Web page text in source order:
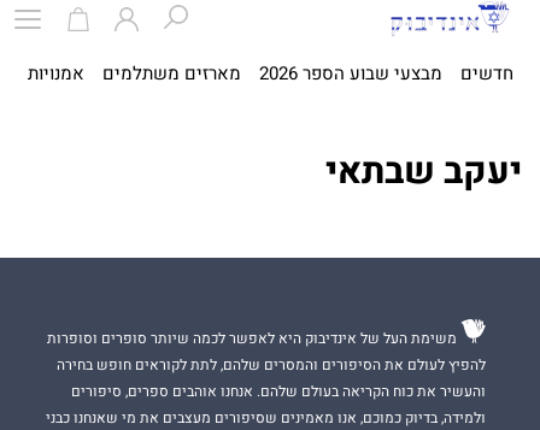
חדשים מבצעי שבוע הספר 2026 מארזים משתלמים אמנויות
יעקב שבתאי
משימת העל של אינדיבוק היא לאפשר לכמה שיותר סופרים וסופרות
להפיץ לעולם את הסיפורים והמסרים שלהם, לתת לקוראים חופש בחירה
והעשיר את כוח הקריאה בעולם שלהם. אנחנו אוהבים ספרים, סיפורים
ולמידה, בדיוק כמוכם, אנו מאמינים שסיפורים מעצבים את מי שאנחנו כבני